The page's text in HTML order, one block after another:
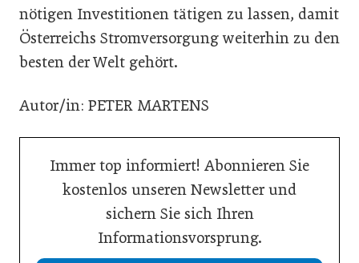
nötigen Investitionen tätigen zu lassen, damit
Österreichs Stromversorgung weiterhin zu den
besten der Welt gehört.
Autor/in: PETER MARTENS
Immer top informiert! Abonnieren Sie
kostenlos unseren Newsletter und
sichern Sie sich Ihren
Informationsvorsprung.